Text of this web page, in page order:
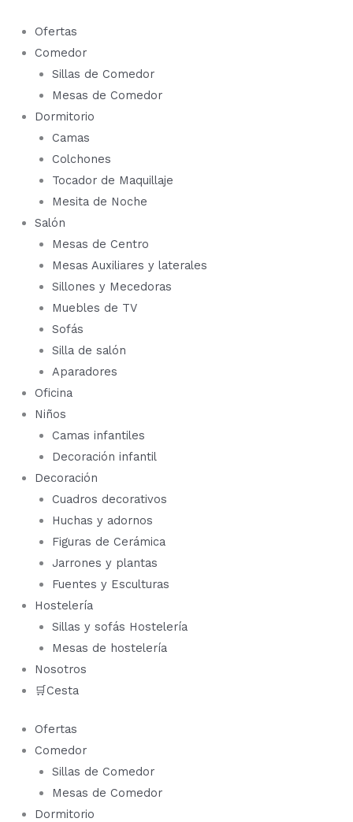
contenido
Ofertas
Comedor
Sillas de Comedor
Mesas de Comedor
Dormitorio
Camas
Colchones
Tocador de Maquillaje
Mesita de Noche
Salón
Mesas de Centro
Mesas Auxiliares y laterales
Sillones y Mecedoras
Muebles de TV
Sofás
Silla de salón
Aparadores
Oficina
Niños
Camas infantiles
Decoración infantil
Decoración
Cuadros decorativos
Huchas y adornos
Figuras de Cerámica
Jarrones y plantas
Fuentes y Esculturas
Hostelería
Sillas y sofás Hostelería
Mesas de hostelería
Nosotros
🛒Cesta
Ofertas
Comedor
Sillas de Comedor
Mesas de Comedor
Dormitorio